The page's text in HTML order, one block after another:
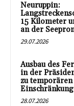
Neuruppin:
15 Kilometer
an der
29.07.2026
Ausbau des
in der
zu temporären
28.07.2026